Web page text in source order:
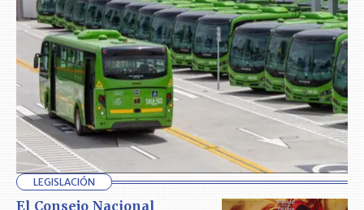
LEGISLACIÓN
El Consejo Nacional